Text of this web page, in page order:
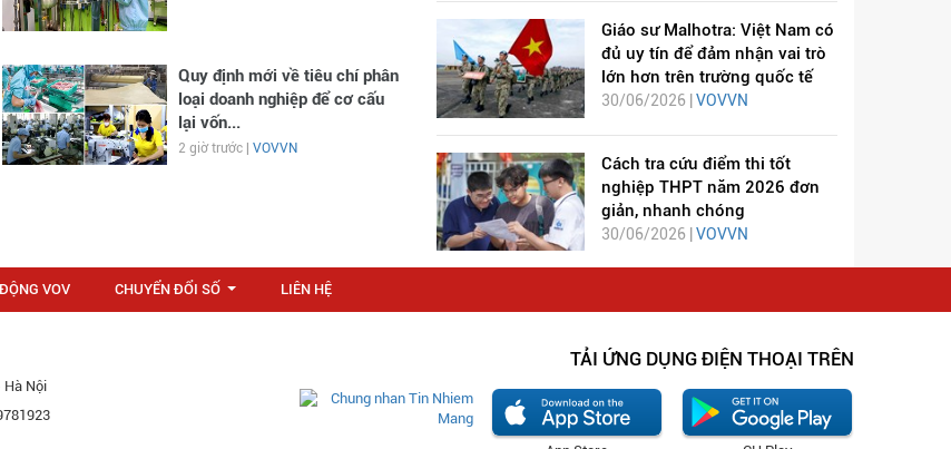
Quy định mới về tiêu chí phân
loại doanh nghiệp để cơ cấu
lại vốn...
2 giờ trước | VOVVN
Giáo sư Malhotra: Việt Nam có
đủ uy tín để đảm nhận vai trò
lớn hơn trên trường quốc tế
30/06/2026 | VOVVN
Cách tra cứu điểm thi tốt
nghiệp THPT năm 2026 đơn
giản, nhanh chóng
30/06/2026 | VOVVN
VOV CHUYỂN ĐỔI SỐ LIÊN HỆ
Hà Nội
TẢI ỨNG DỤNG ĐIỆN THOẠI TRÊN